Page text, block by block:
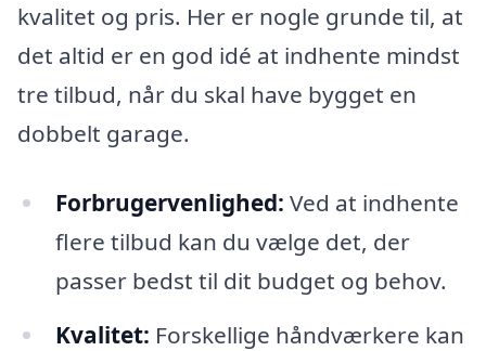
kvalitet og pris. Her er nogle grunde til, at
det altid er en god idé at indhente mindst
tre tilbud, når du skal have bygget en
dobbelt garage.
Forbrugervenlighed: Ved at indhente
flere tilbud kan du vælge det, der
passer bedst til dit budget og behov.
Kvalitet: Forskellige håndværkere kan